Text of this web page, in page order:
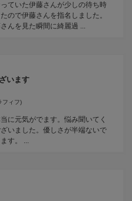
ていた伊藤さんが少しの待ち時
ので伊藤さんを指名しました。
んを見た瞬間に綺麗過 ...
います
フィフ)
に元気がでます。悩み聞いてく
いました。優しさが半端ないで
す。 ...